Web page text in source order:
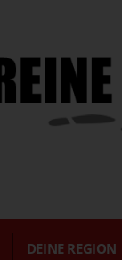
DEINE REGION